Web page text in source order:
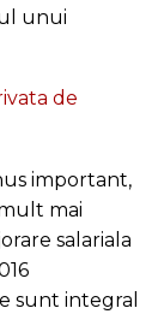
unui
de
important,
mai
salariala
sunt integral